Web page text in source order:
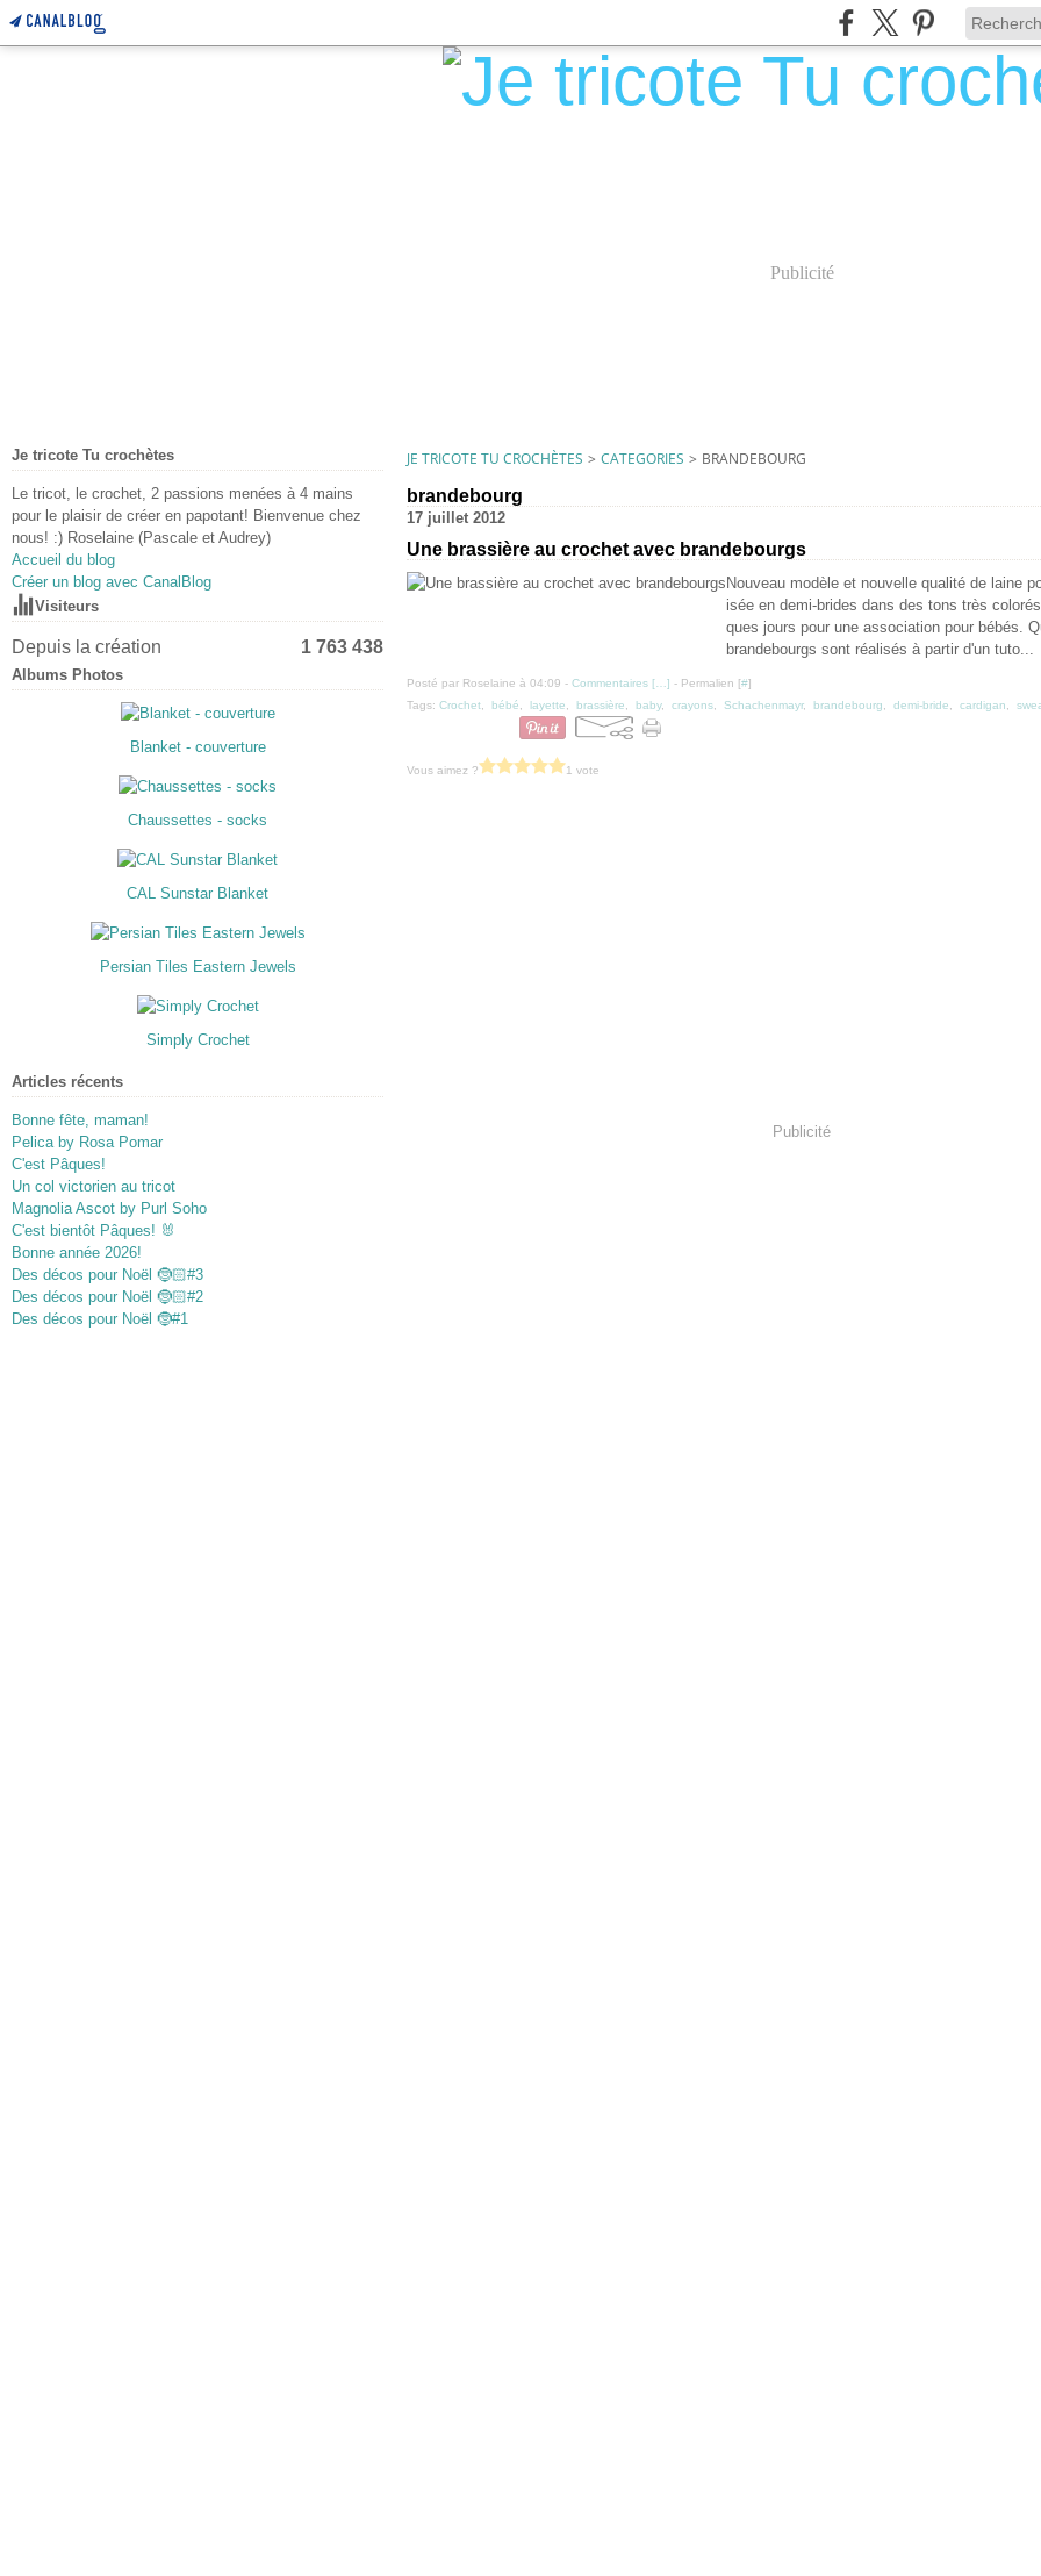
Publicité
Je tricote Tu crochètes
Le tricot, le crochet, 2 passions menées à 4 mains
pour le plaisir de créer en papotant! Bienvenue chez
nous! :) Roselaine (Pascale et Audrey)
Accueil du blog
Créer un blog avec CanalBlog
Visiteurs
Depuis la création 1 763 438
Albums Photos
Blanket - couverture
Chaussettes - socks
CAL Sunstar Blanket
Persian Tiles Eastern Jewels
Simply Crochet
Articles récents
Bonne fête, maman!
Pelica by Rosa Pomar
C'est Pâques!
Un col victorien au tricot
Magnolia Ascot by Purl Soho
C'est bientôt Pâques! 🐰
Bonne année 2026!
Des décos pour Noël 🤶🏻#3
Des décos pour Noël 🤶🏻#2
Des décos pour Noël 🤶#1
JE TRICOTE TU CROCHÈTES > CATEGORIES > BRANDEBOURG
brandebourg
17 juillet 2012
Une brassière au crochet avec brandebourgs
Nouveau modèle et nouvelle qualité de laine
isée en demi-brides dans des tons très
ques jours pour une association pour bébés.
brandebourgs sont réalisés à partir d'un tuto...
Posté par Roselaine à 04:09 - Commentaires [ ] - Permalien [#]
Tags: Crochet bébé layette brassière baby, crayons Schachenmayr, brandebourg demi-bride cardigan
Vous aimez ? 1 vote
Publicité